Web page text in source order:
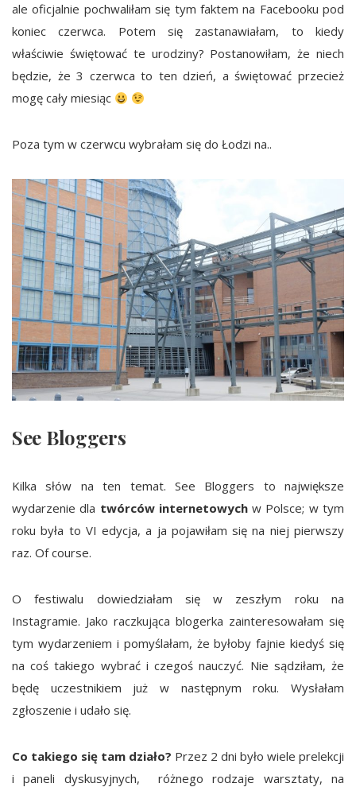
ale oficjalnie pochwaliłam się tym faktem na Facebooku pod
koniec czerwca. Potem się zastanawiałam, to kiedy
właściwie świętować te urodziny? Postanowiłam, że niech
będzie, że 3 czerwca to ten dzień, a świętować przecież
mogę cały miesiąc
Poza tym w czerwcu wybrałam się do Łodzi na..
See Bloggers
Kilka słów na ten temat. See Bloggers to największe
wydarzenie dla twórców internetowychw Polsce; w tym
roku była to VI edycja, a ja pojawiłam się na niej pierwszy
raz. Of course.
O festiwalu dowiedziałam się w zeszłym roku na
Instagramie. Jako raczkująca blogerka zainteresowałam się
tym wydarzeniem i pomyślałam, że byłoby fajnie kiedyś się
na coś takiego wybrać i czegoś nauczyć. Nie sądziłam, że
będę uczestnikiem już w następnym roku. Wysłałam
zgłoszenie i udało się.
Co takiego się tam działo? Przez 2 dni było wiele prelekcji
i paneli dyskusyjnych, różnego rodzaje warsztaty, na